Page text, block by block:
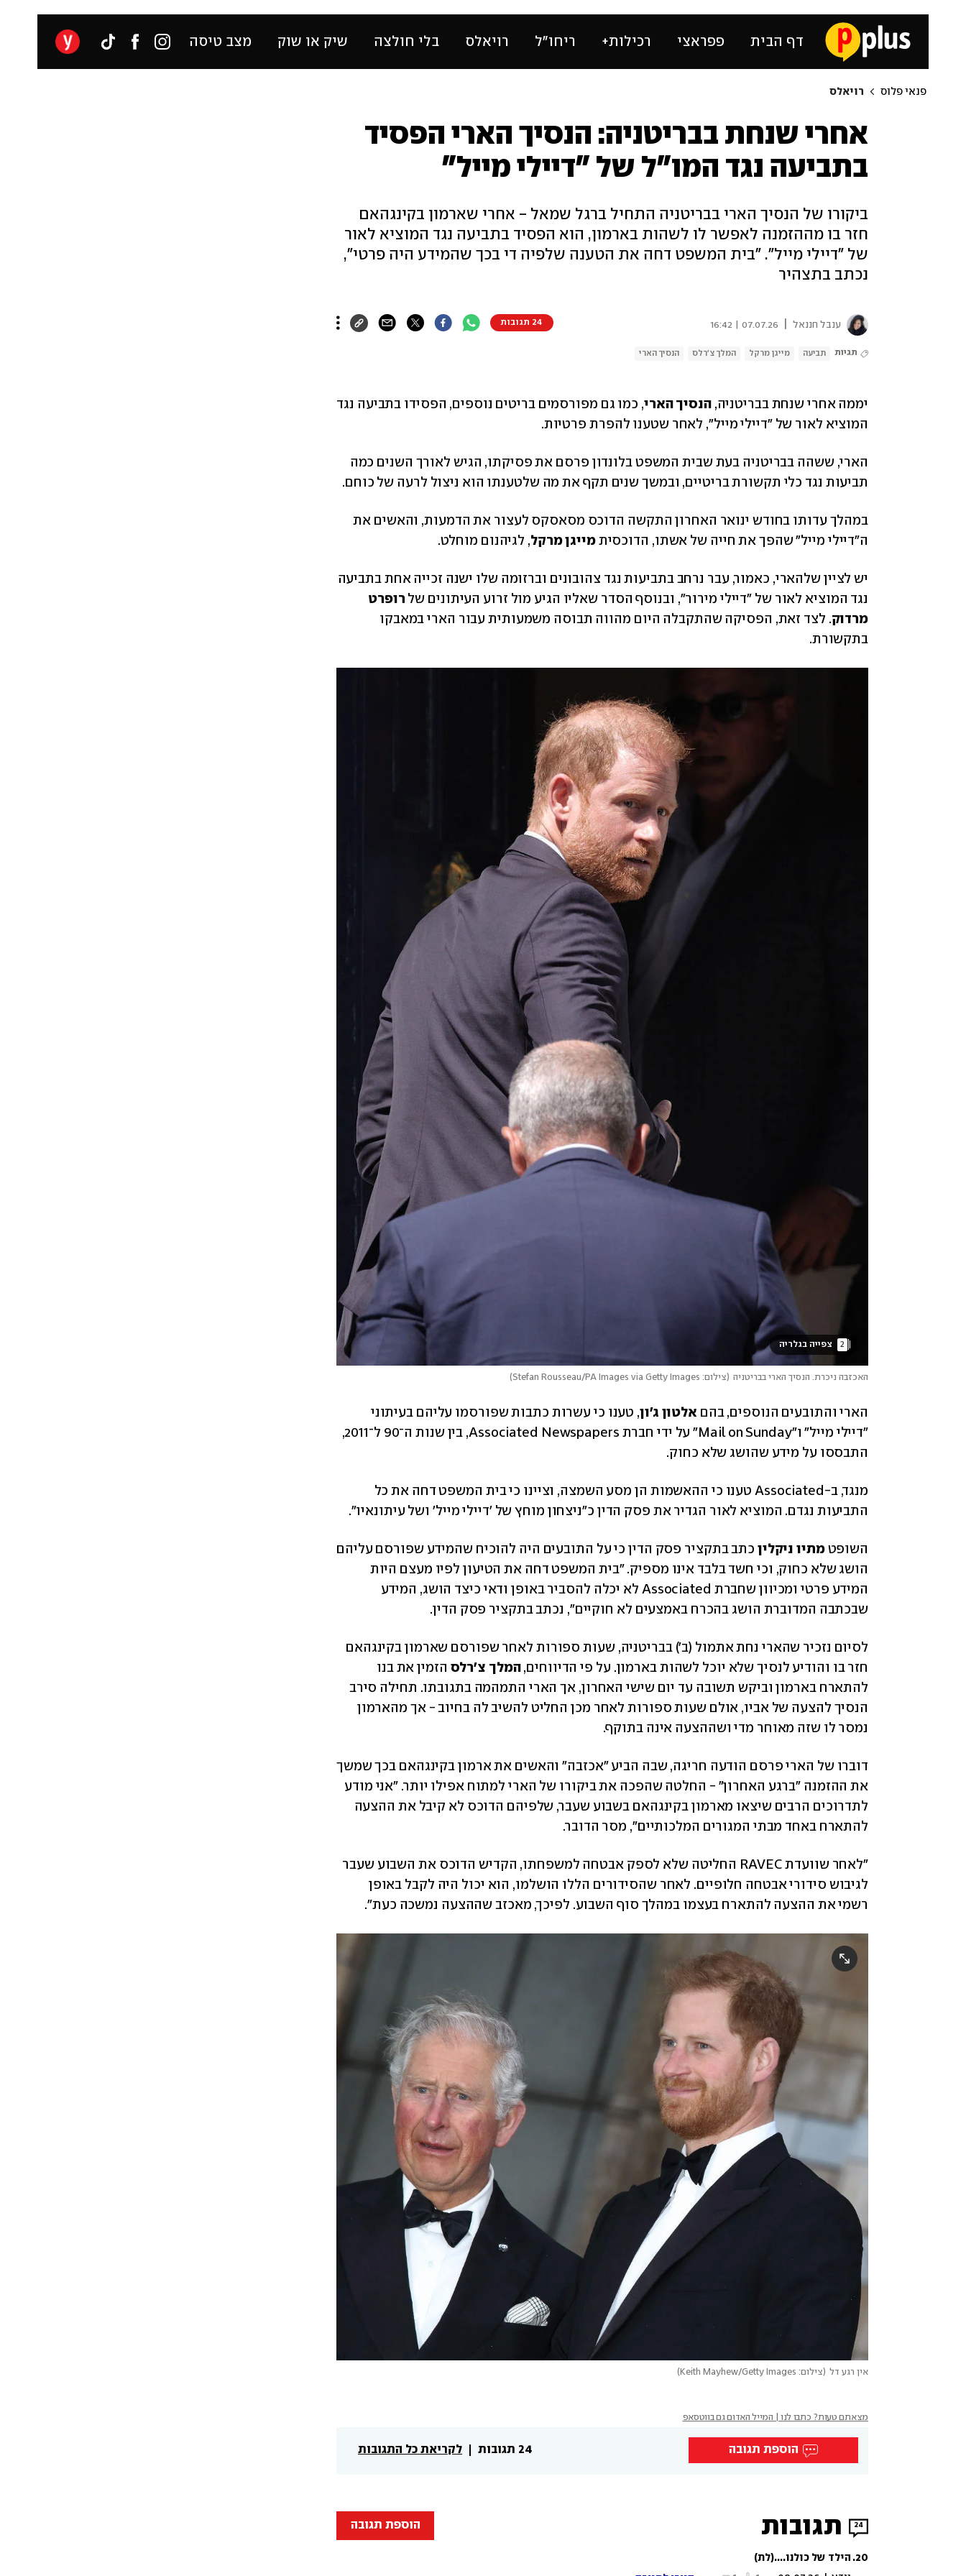
דף הבית פפראצי רכילות+ ריחו״ל רויאלס בלי חולצה שיק או שוק מצב טיסה
פנאי פלוס רויאלס
אחרי שנחת בבריטניה: הנסיך הארי הפסיד
בתביעה נגד המו"ל של "דיילי מייל"
ביקורו של הנסיך הארי בבריטניה התחיל ברגל שמאל - אחרי שארמון בקינגהאם
חזר בו מההזמנה לאפשר לו לשהות בארמון, הוא הפסיד בתביעה נגד המוציא לאור
של "דיילי מייל". "בית המשפט דחה את הטענה שלפיה די בכך שהמידע היה פרטי",
נכתב בתצהיר
ענבל חננאל 07.07.26 | 16:42 24 תגובות
תגיות תביעה מייגן מרקל המלך צ'רלס הנסיך הארי
יממה אחרי שנחת בבריטניה, הנסיך הארי
המוציא לאור של "דיילי מייל", לאחר שטענו להפרת פרטיות.
תביעות נגד כלי תקשורת בריטיים, ובמשך שנים תקף את מה שלטענתו הוא ניצול לרעה של כוחם.
במהלך עדותו בחודש ינואר האחרון התקשה הדוכס מסאסקס לעצור את הדמעות, והאשים את
ה"דיילי מייל" שהפך את חייה של אשתו, הדוכסית מייגן מרקל, לגיהנום מוחלט.
נגד המוציא לאור של "דיילי מירור", ובנוסף הסדר שאליו הגיע מול זרוע העיתונים של
מרדוק
בתקשורת.
2
האכזבה ניכרת. הנסיך הארי בבריטניה (צילום: Stefan Rousseau/PA Images via Getty Images )
הארי והתובעים הנוספים, בהם אלטון ג'ון
התבססו על מידע שהושג שלא כחוק.
התביעות נגדם. המוציא לאור הגדיר את פסק הדין כ"ניצחון מוחץ של 'דיילי מייל' ושל עיתונאיו".
השופט מתיו ניקלין
שבכתבה המדוברת הושג בהכרח באמצעים לא חוקיים", נכתב בתקציר פסק הדין.
חזר בו והודיע לנסיך שלא יוכל לשהות בארמון. על פי הדיווחים, המלך צ'רלס
נמסר לו שזה מאוחר מדי ושההצעה אינה בתוקף.
דוברו של הארי פרסם הודעה חריגה, שבה הביע "אכזבה" והאשים את ארמון בקינגהאם בכך שמשך
להתארח באחד מבתי המגורים המלכותיים", מסר הדובר.
רשמי את ההצעה להתארח בעצמו במהלך סוף השבוע. לפיכך, מאכזב שההצעה נמשכה כעת".
אין רגע דל (צילום: Keith Mayhew/Getty Images )
מצאתם טעות? כתבו לנו | המייל האדום גם בווטסאפ
לקריאת כל התגובות 24 תגובות הוספת תגובה
24 תגובות הוספת תגובה
20
. הילד של כולנו....(לת)